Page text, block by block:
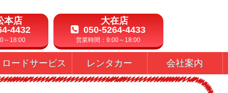
本店
4432
～18:00
大在店
050-5264-4433
営業時間：9:00～18:00
ロードサービス レンタカー 会社案内